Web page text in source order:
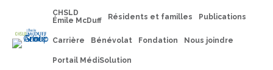
CHSLD
Émile McDuff
Résidents et familles Publications
Carrière Bénévolat Fondation Nous joindre
Portail MédiSolution